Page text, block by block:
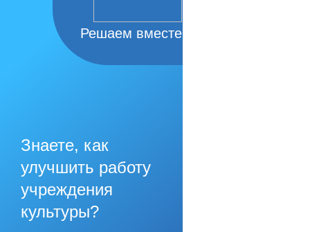
Решаем вместе
Знаете, как
улучшить работу
учреждения
культуры?